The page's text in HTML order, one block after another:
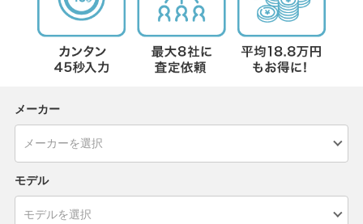
メーカー
モデル